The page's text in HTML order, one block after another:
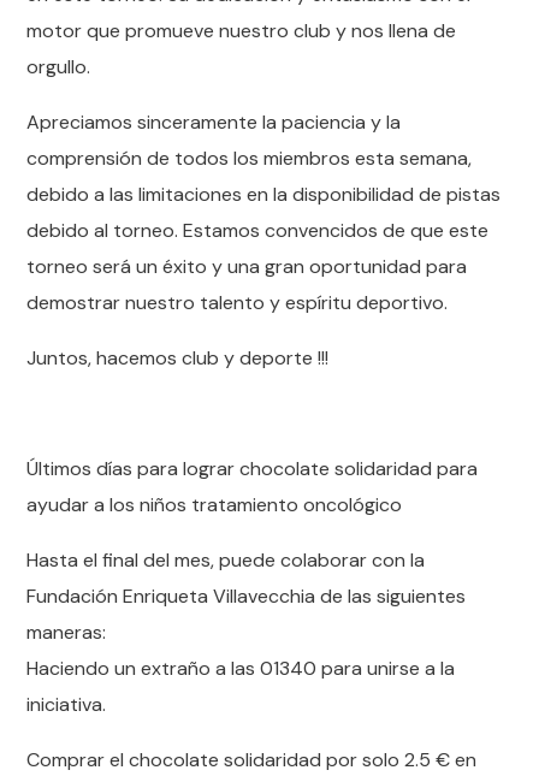
motor que promueve nuestro club y nos llena de
orgullo.
Apreciamos sinceramente la paciencia y la
comprensión de todos los miembros esta semana,
debido a las limitaciones en la disponibilidad de pistas
debido al torneo. Estamos convencidos de que este
torneo será un éxito y una gran oportunidad para
demostrar nuestro talento y espíritu deportivo.
Juntos, hacemos club y deporte !!!
Últimos días para lograr chocolate solidaridad para
ayudar a los niños tratamiento oncológico
Hasta el final del mes, puede colaborar con la
Fundación Enriqueta Villavecchia de las siguientes
maneras:
Haciendo un extraño a las 01340 para unirse a la
iniciativa.
Comprar el chocolate solidaridad por solo 2.5 € en